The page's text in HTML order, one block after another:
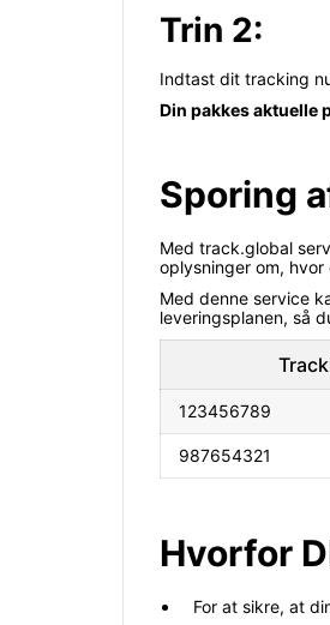
Trin 2:
Indtast dit tracking
Din pakkes aktuelle
Sporing
Med track.global
oplysninger om,
Med denne service
leveringsplanen, så
123456789
987654321
Hvorfor
For at sikre, at